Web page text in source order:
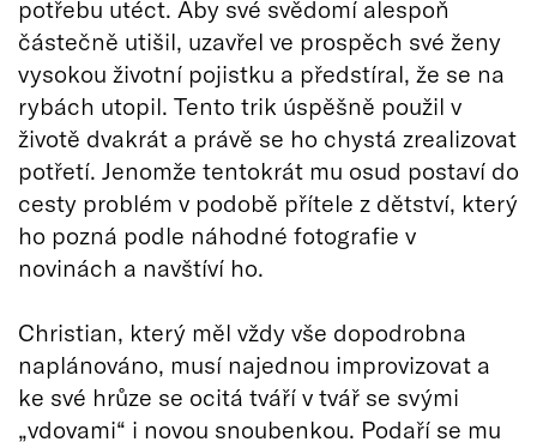
potřebu utéct. Aby své svědomí alespoň
částečně utišil, uzavřel ve prospěch své ženy
vysokou životní pojistku a předstíral, že se na
rybách utopil. Tento trik úspěšně použil v
životě dvakrát a právě se ho chystá zrealizovat
potřetí. Jenomže tentokrát mu osud postaví do
cesty problém v podobě přítele z dětství, který
ho pozná podle náhodné fotografie v
novinách a navštíví ho.
Christian, který měl vždy vše dopodrobna
naplánováno, musí najednou improvizovat a
ke své hrůze se ocitá tváří v tvář se svými
„vdovami“ i novou snoubenkou. Podaří se mu